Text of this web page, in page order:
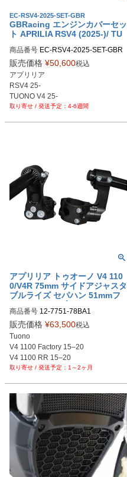
EC-RSV4-2025-SET-GBR
GBRacing エンジンカバーセッ
ト APRILIA RSV4 (2025-)/ TU
商品番号 EC-RSV4-2025-SET-GBR
gbr_EC-RSV4-2025-SET-GBR
販売価格 ¥50,600税込
アプリリア
RSV4 25-
TUONO V4 25-
4-6週間
アプリリア トゥオーノ V4 110
0/V4R 75mm サイドアジャスタ
ブルライズ セパハン 51mmフ
商品番号 12-7751-78BA1
販売価格 ¥63,500税込
Tuono
V4 1100 Factory 15–20
V4 1100 RR 15–20
V4 R 21–25
1～2ヶ月